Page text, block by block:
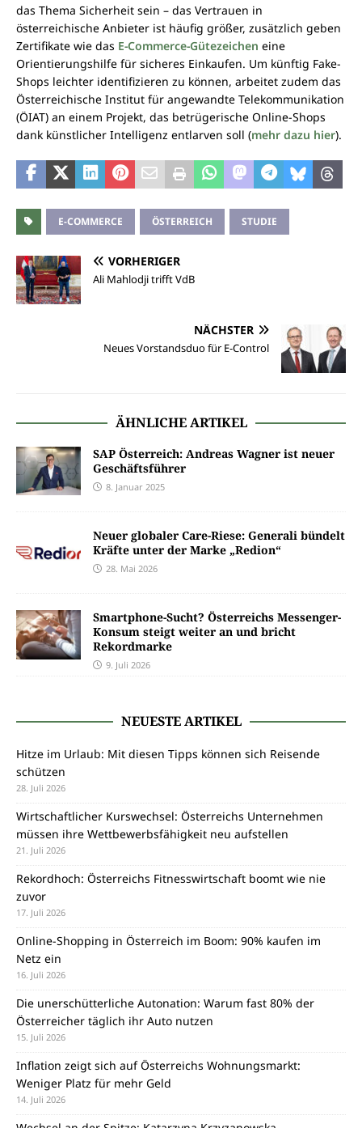
das Thema Sicherheit sein – das Vertrauen in
österreichische Anbieter ist häufig größer, zusätzlich geben
Zertifikate wie das E-Commerce-Gütezeichen eine
Orientierungshilfe für sicheres Einkaufen. Um künftig Fake-
Shops leichter identifizieren zu können, arbeitet zudem das
Österreichische Institut für angewandte Telekommunikation
(ÖIAT) an einem Projekt, das betrügerische Online-Shops
dank künstlicher Intelligenz entlarven soll (mehr dazu hier).
E-COMMERCE ÖSTERREICH STUDIE
VORHERIGER
Ali Mahlodji trifft VdB
NÄCHSTER
Neues Vorstandsduo für E-Control
ÄHNLICHE ARTIKEL
SAP Österreich: Andreas Wagner ist neuer
Geschäftsführer
8. Januar 2025
Neuer globaler Care-Riese: Generali bündelt
Kräfte unter der Marke „Redion“
28. Mai 2026
Smartphone-Sucht? Österreichs Messenger-
Konsum steigt weiter an und bricht
Rekordmarke
9. Juli 2026
NEUESTE ARTIKEL
Hitze im Urlaub: Mit diesen Tipps können sich Reisende
schützen
28. Juli 2026
Wirtschaftlicher Kurswechsel: Österreichs Unternehmen
müssen ihre Wettbewerbsfähigkeit neu aufstellen
21. Juli 2026
Rekordhoch: Österreichs Fitnesswirtschaft boomt wie nie
zuvor
17. Juli 2026
Online-Shopping in Österreich im Boom: 90% kaufen im
Netz ein
16. Juli 2026
Die unerschütterliche Autonation: Warum fast 80% der
Österreicher täglich ihr Auto nutzen
15. Juli 2026
Inflation zeigt sich auf Österreichs Wohnungsmarkt:
Weniger Platz für mehr Geld
14. Juli 2026